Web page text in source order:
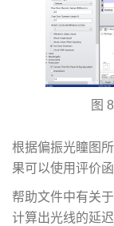
图
根据偏振光瞳图
果可以使用评价
帮助文件中有关
计算出光线的延迟